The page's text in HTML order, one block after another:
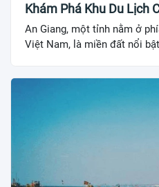
Khám Phá Khu Du Lịch
An Giang, một tỉnh nằm ở
Việt Nam, là miền đất nổi